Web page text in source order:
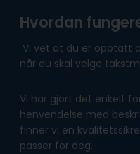
Hvordan
Vi vet at du er opptatt
når du skal velge
Vi har gjort det enkelt
henvendelse med
finner vi en
passer for deg.